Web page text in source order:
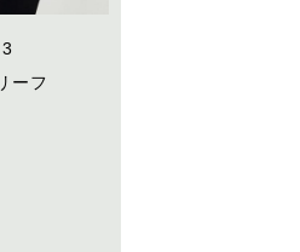
ーフ